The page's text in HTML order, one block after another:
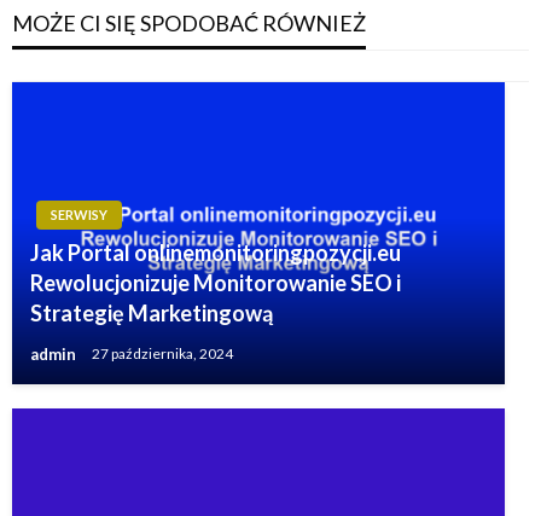
MOŻE CI SIĘ SPODOBAĆ RÓWNIEŻ
SERWISY
Jak Portal onlinemonitoringpozycji.eu
Rewolucjonizuje Monitorowanie SEO i
Strategię Marketingową
admin 27 października, 2024